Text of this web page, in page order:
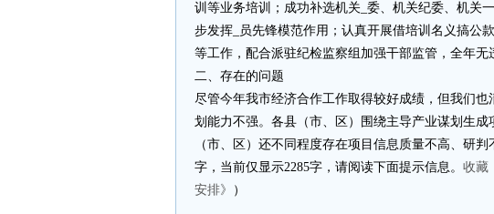
训等业务培训；成功补选机关_委、机关纪委、机关
步发挥_员先锋模范作用；认真开展借培训名义搞公
等工作，配合派驻纪检监察组加强干部监管，全年无
二、存在的问题
尽管今年我市经济合作工作取得较好成绩，但我们
划能力不强。各县（市、区）围绕主导产业谋划生
（市、区）还不同程度存在项目信息质量不高、研
字，当前仅显示2285字，请阅读下面提示信息。 收藏
安排》
）